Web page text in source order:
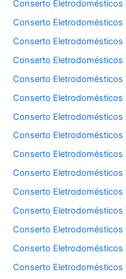
Conserto Eletrodomésticos
Conserto Eletrodomésticos
Conserto Eletrodomésticos
Conserto Eletrodomésticos
Conserto Eletrodomésticos
Conserto Eletrodomésticos
Conserto Eletrodomésticos
Conserto Eletrodomésticos
Conserto Eletrodomésticos
Conserto Eletrodomésticos
Conserto Eletrodomésticos
Conserto Eletrodomésticos
Conserto Eletrodomésticos
Conserto Eletrodomésticos
Conserto Eletrodomésticos